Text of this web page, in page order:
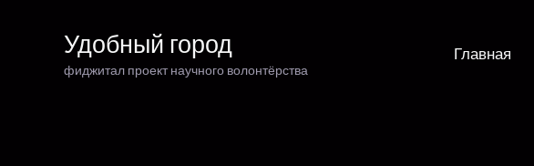
Удобный город
фиджитал проект научного волонтёрства
Главная